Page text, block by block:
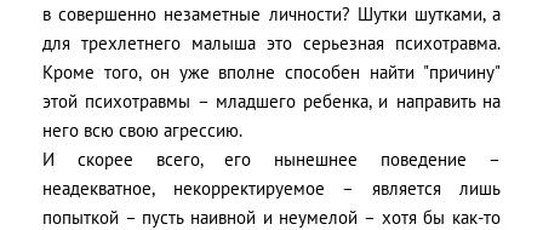
в совершенно незаметные личности? Шутки шутками, а
для трехлетнего малыша это серьезная психотравма.
Кроме того, он уже вполне способен найти "причину"
этой психотравмы – младшего ребенка, и направить на
него всю свою агрессию.
И скорее всего, его нынешнее поведение –
неадекватное, некорректируемое – является лишь
попыткой – пусть наивной и неумелой – хотя бы как-то